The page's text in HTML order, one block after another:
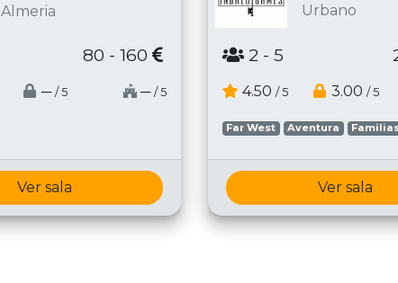
Almeria
80 - 160
─ / 5 ─ / 5
Ver sala
Urbano
2 - 5
4.50 / 5 3.00 / 5
Far West Aventura
Ver sala